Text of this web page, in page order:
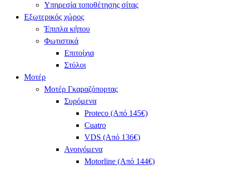
Υπηρεσία τοποθέτησης σίτας
Εξωτερικός χώρος
Έπιπλα κήπου
Φωτιστικά
Επιτοίχια
Στύλοι
Μοτέρ
Μοτέρ Γκαραζόπορτας
Συρόμενα
Proteco (Από 145€)
Cuatro
VDS (Από 136€)
Ανοιγόμενα
Motorline (Από 144€)